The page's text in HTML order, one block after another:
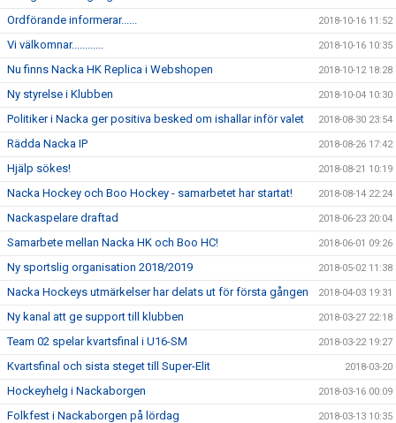
Ordförande informerar...... 2018-10-16 11:52
Vi välkomnar............ 2018-10-16 10:35
Nu finns Nacka HK Replica i Webshopen 2018-10-12 18:28
Ny styrelse i Klubben 2018-10-04 10:30
Politiker i Nacka ger positiva besked om ishallar inför valet 2018-08-30 23:54
Rädda Nacka IP 2018-08-26 17:42
Hjälp sökes! 2018-08-21 10:19
Nacka Hockey och Boo Hockey - samarbetet har startat! 2018-08-14 22:24
Nackaspelare draftad 2018-06-23 20:04
Samarbete mellan Nacka HK och Boo HC! 2018-06-01 09:26
Ny sportslig organisation 2018/2019 2018-05-02 11:38
Nacka Hockeys utmärkelser har delats ut för första gången 2018-04-03 19:31
Ny kanal att ge support till klubben 2018-03-27 22:18
Team 02 spelar kvartsfinal i U16-SM 2018-03-22 19:27
Kvartsfinal och sista steget till Super-Elit 2018-03-20
Hockeyhelg i Nackaborgen 2018-03-16 00:09
Folkfest i Nackaborgen på lördag 2018-03-13 10:35